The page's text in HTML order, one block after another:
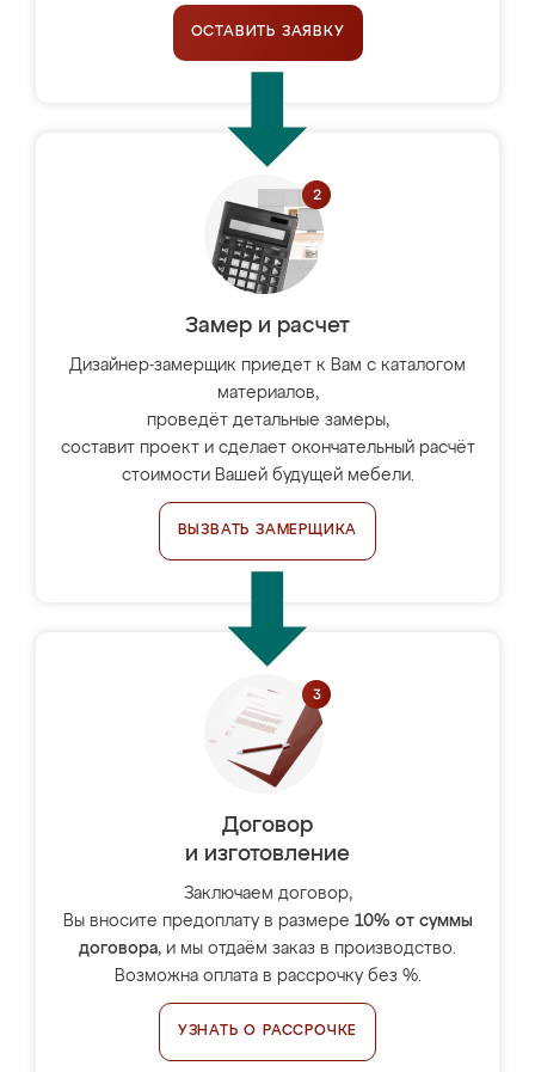
ОСТАВИТЬ ЗАЯВКУ
Замер и расчет
Дизайнер-замерщик приедет к Вам с каталогом
материалов,
проведёт детальные замеры,
составит проект и сделает окончательный расчёт
стоимости Вашей будущей мебели.
ВЫЗВАТЬ ЗАМЕРЩИКА
Договор
и изготовление
Заключаем договор,
Вы вносите предоплату в размере 10% от суммы
договора, и мы отдаём заказ в производство.
Возможна оплата в рассрочку без %.
УЗНАТЬ О РАССРОЧКЕ